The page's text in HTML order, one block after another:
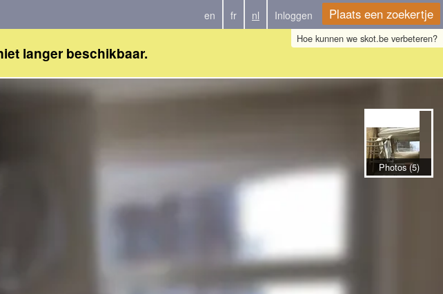
en fr nl Inloggen Plaats een zoekertje
Hoe kunnen we skot.be verbeteren?
langer beschikbaar.